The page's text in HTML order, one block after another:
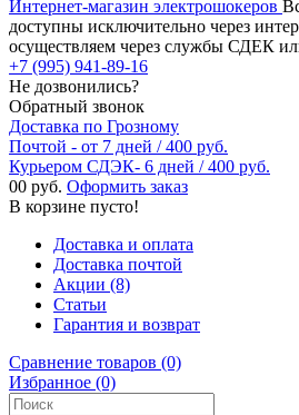
Интернет-магазин электрошокеров
доступны исключительно через
осуществляем через службы СДЕК
+7 (995) 941-89-16
Не дозвонились?
Обратный звонок
Доставка по Грозному
Почтой - от 7 дней / 400 руб.
Курьером СДЭК- 6 дней / 400 руб.
00 руб. Оформить заказ
В корзине пусто!
Доставка и оплата
Доставка почтой
Акции (8)
Статьи
Гарантия и возврат
Сравнение товаров (0)
Избранное (0)